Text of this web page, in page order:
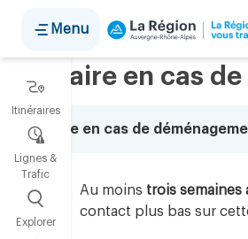
Que faire en cas
Que faire en cas de
Au moins trois semaines
contact plus bas sur
Menu
Itinéraires
Lignes &
Trafic
Explorer